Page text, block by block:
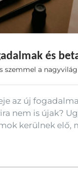
és
szemmel a nagyvilág
az új
nem is újak?
kerülnek elő,